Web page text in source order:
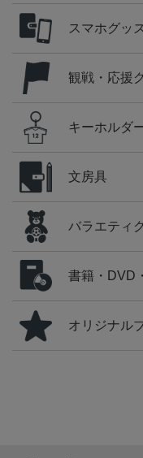
スマホグッ
観戦・応援
キーホルダ
文房具
バラエティ
書籍・DVD
オリジナル